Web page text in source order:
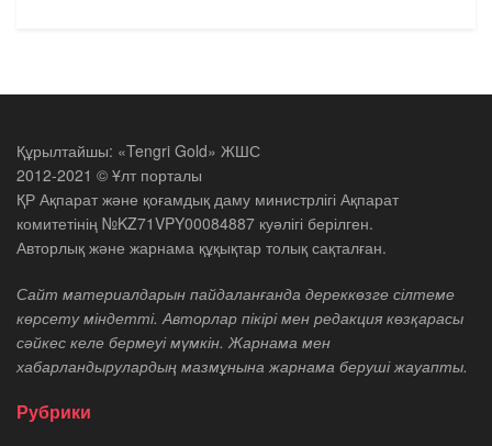
Құрылтайшы: «Tengri Gold» ЖШС
2012-2021 © Ұлт порталы
ҚР Ақпарат және қоғамдық даму министрлігі Ақпарат
комитетінің №KZ71VPY00084887 куәлігі берілген.
Авторлық және жарнама құқықтар толық сақталған.
Сайт материалдарын пайдаланғанда дереккөзге сілтеме
көрсету міндетті. Авторлар пікірі мен редакция көзқарасы
сәйкес келе бермеуі мүмкін. Жарнама мен
хабарландырулардың мазмұнына жарнама беруші жауапты.
Рубрики